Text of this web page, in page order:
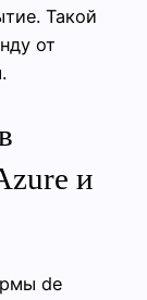
Такой
от
и
de